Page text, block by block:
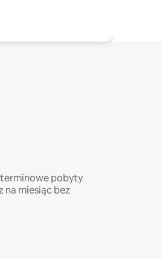
pobyty
na miesiąc bez